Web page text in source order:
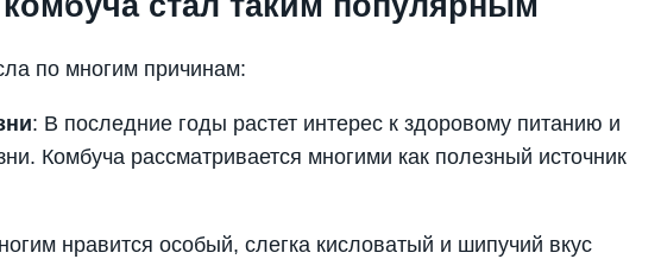
по многим причинам:
: В последние годы растет интерес к здоровому питанию и
Комбуча рассматривается многими как полезный источник
нравится особый, слегка кисловатый и шипучий вкус